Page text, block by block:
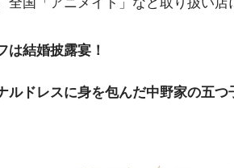
は結婚披露宴！
ルドレスに身を包んだ中野家の五